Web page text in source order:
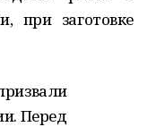
при заготовке
Перед